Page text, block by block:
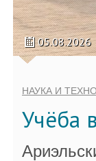
05.08.2026
НАУКА И
Учёба